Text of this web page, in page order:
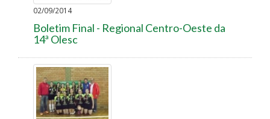
02/09/2014
Boletim Final - Regional Centro-Oeste da
14ª Olesc